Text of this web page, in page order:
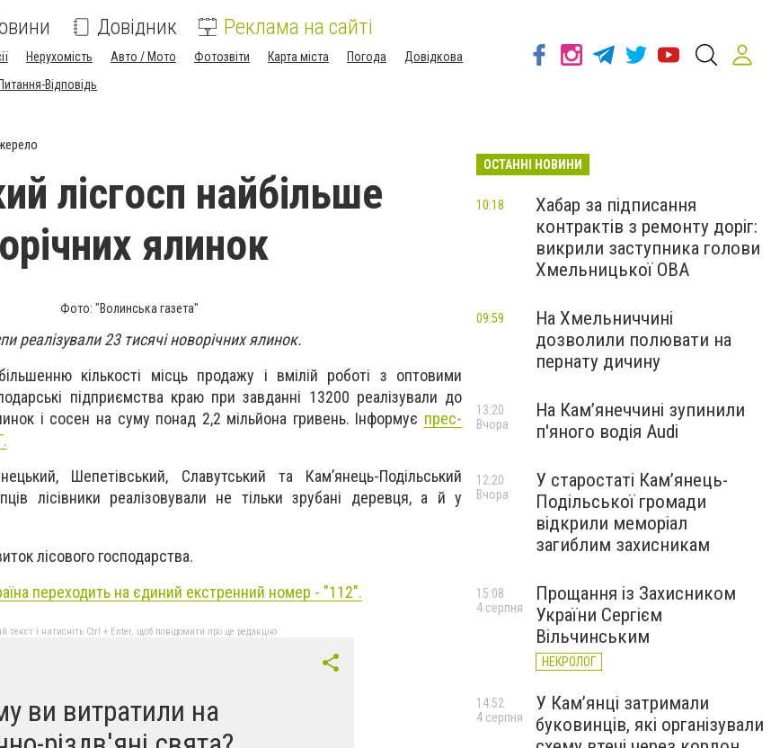
Довідник Реклама на сайті
Нерухомість Авто / Мото Фотозвіти Карта міста Погода
Довідкова
Питання-Відповідь
лісгосп найбільше
ялинок
Фото: "Волинська газета"
реалізували 23 тисячі новорічних ялинок.
кількості місць продажу і вмілій роботі з оптовими
підприємства краю при завданні 13200 реалізували до
і сосен на суму понад 2,2 мільйона гривень. Інформує прес-
Шепетівський, Славутський та Кам’янець-Подільський
лісівники реалізовували не тільки зрубані деревця, а й у
лісового господарства.
переходить на єдиний екстренний номер - "112".
текст і натисніть Ctrl + Enter, щоб повідомити про це редакцію
ви витратили на
ОСТАННІ НОВИНИ
Хабар за підписання
контрактів з ремонту доріг:
викрили заступника голови
Хмельницької ОВА
10:18
На Хмельниччині
дозволили полювати на
пернату дичину
09:59
На Камʼянеччині зупинили
п'яного водія Audi
13:20
Вчора
У старостаті Кам’янець-
Подільської громади
відкрили меморіал
загиблим захисникам
12:20
Вчора
Прощання із Захисником
України Сергієм
Вільчинським
НЕКРОЛОГ
15:08
4 серпня
У Кам’янці затримали
буковинців, які організували
14:52
4 серпня